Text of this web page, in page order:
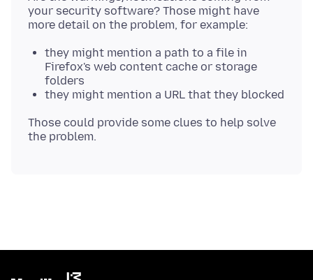
your security software? Those might have
they might mention a path to a file in
Firefox's web content cache or storage
folders
they might mention a URL that they blocked
Those could provide some clues to help solve